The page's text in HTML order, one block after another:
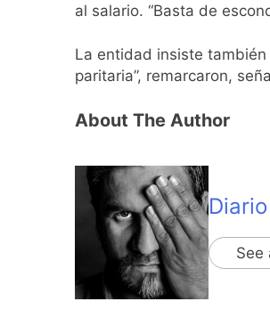
al salario. “Basta de
La entidad insiste
paritaria”, remarcaron,
About The Author
See